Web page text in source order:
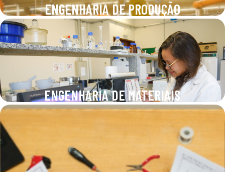
ENGENHARIA DE PRODUÇÃO
ENGENHARIA DE MATERIAIS